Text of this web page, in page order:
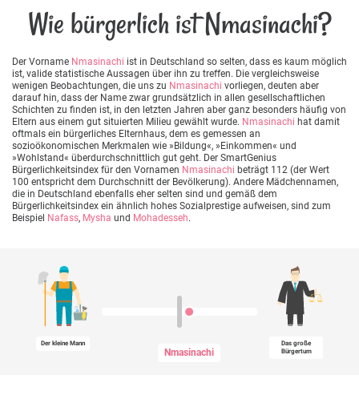
Wie bürgerlich ist Nmasinachi?
Der Vorname Nmasinachi ist in Deutschland so selten, dass es kaum möglich
ist, valide statistische Aussagen über ihn zu treffen. Die vergleichsweise
wenigen Beobachtungen, die uns zu Nmasinachi vorliegen, deuten aber
darauf hin, dass der Name zwar grundsätzlich in allen gesellschaftlichen
Schichten zu finden ist, in den letzten Jahren aber ganz besonders häufig von
Eltern aus einem gut situierten Milieu gewählt wurde. Nmasinachi hat damit
oftmals ein bürgerliches Elternhaus, dem es gemessen an
sozioökonomischen Merkmalen wie »Bildung«, »Einkommen« und
»Wohlstand« überdurchschnittlich gut geht. Der SmartGenius
Bürgerlichkeitsindex für den Vornamen Nmasinachi beträgt 112 (der Wert
100 entspricht dem Durchschnitt der Bevölkerung). Andere Mädchennamen,
die in Deutschland ebenfalls eher selten sind und gemäß dem
Bürgerlichkeitsindex ein ähnlich hohes Sozialprestige aufweisen, sind zum
Beispiel Nafass, Mysha und Mohadesseh.
Der kleine Mann
Nmasinachi
Das große
Bürgertum